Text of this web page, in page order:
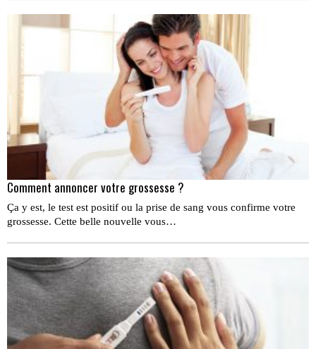
Comment annoncer votre grossesse ?
Ça y est, le test est positif ou la prise de sang vous confirme votre
grossesse. Cette belle nouvelle vous…